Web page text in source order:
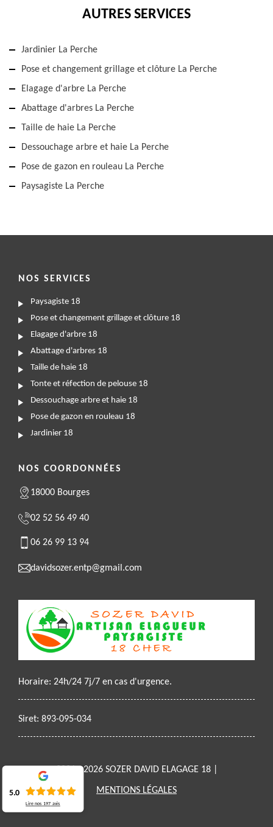
AUTRES SERVICES
Jardinier La Perche
Pose et changement grillage et clôture La Perche
Elagage d'arbre La Perche
Abattage d'arbres La Perche
Taille de haie La Perche
Dessouchage arbre et haie La Perche
Pose de gazon en rouleau La Perche
Paysagiste La Perche
NOS SERVICES
Paysagiste 18
Pose et changement grillage et clôture 18
Elagage d'arbre 18
Abattage d'arbres 18
Taille de haie 18
Tonte et réfection de pelouse 18
Dessouchage arbre et haie 18
Pose de gazon en rouleau 18
Jardinier 18
NOS COORDONNÉES
18000 Bourges
02 52 56 49 40
06 26 99 13 94
davidsozer.entp@gmail.com
Horaire: 24h/24 7j/7 en cas d'urgence.
Siret: 893-095-034
2021 - 2026 SOZER DAVID ELAGAGE 18 |
MENTIONS LÉGALES
5.0
Lire nos197 avis